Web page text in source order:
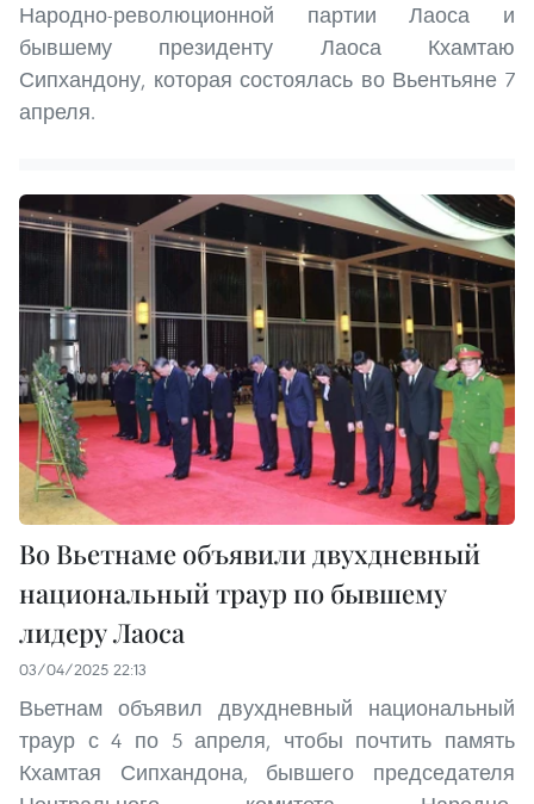
Народно-революционной партии Лаоса и
бывшему президенту Лаоса Кхамтаю
Сипхандону, которая состоялась во Вьентьяне 7
апреля.
Во Вьетнаме объявили двухдневный
национальный траур по бывшему
лидеру Лаоса
03/04/2025 22:13
Вьетнам объявил двухдневный национальный
траур с 4 по 5 апреля, чтобы почтить память
Кхамтая Сипхандона, бывшего председателя